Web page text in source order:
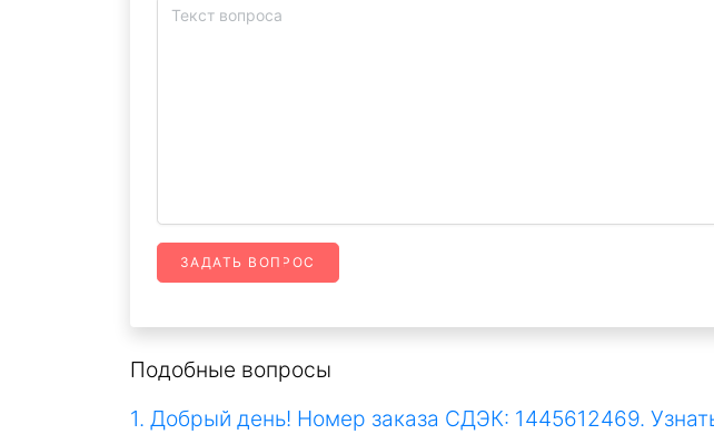
ЗАДАТЬ ВОПРОС
Подобные вопросы
1. Добрый день! Номер заказа СДЭК: 1445612469.